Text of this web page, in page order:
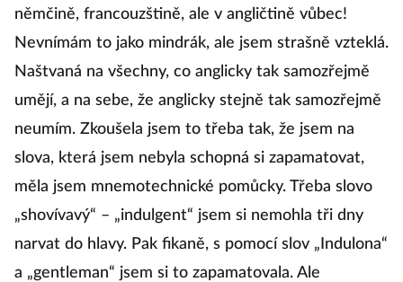
němčině, francouzštině, ale v angličtině vůbec!
Nevnímám to jako mindrák, ale jsem strašně vzteklá.
Naštvaná na všechny, co anglicky tak samozřejmě
umějí, a na sebe, že anglicky stejně tak samozřejmě
neumím. Zkoušela jsem to třeba tak, že jsem na
slova, která jsem nebyla schopná si zapamatovat,
měla jsem mnemotechnické pomůcky. Třeba slovo
„shovívavý“ – „indulgent“ jsem si nemohla tři dny
narvat do hlavy. Pak fikaně, s pomocí slov „Indulona“
a „gentleman“ jsem si to zapamatovala. Ale